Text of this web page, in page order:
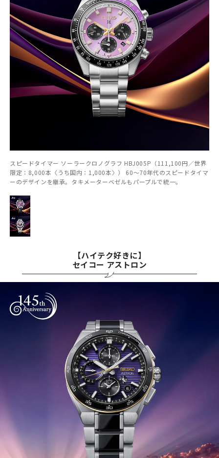
スピードタイマー ソーラークロノグラフ HBJ005P（111,100円／世界
限定：8,000本〈うち国内：1,000本〉） 60～70年代のスピードタイマ
ーのデザインを継承。タキメーターベゼルもパープルで統一。
【ハイテク好きに】
セイコー アストロン